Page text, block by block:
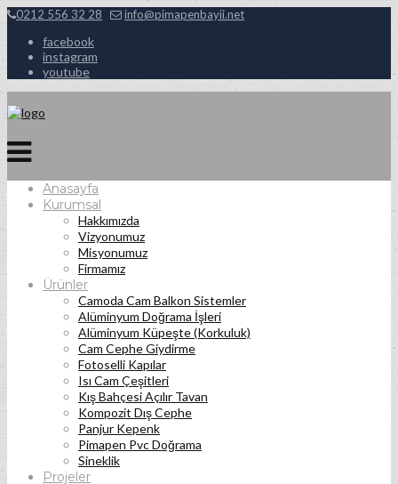
0212 556 32 28 info@pimapenbayii.net
facebook
instagram
youtube
Anasayfa
Kurumsal
Hakkımızda
Vizyonumuz
Misyonumuz
Firmamız
Ürünler
Camoda Cam Balkon Sistemler
Alüminyum Doğrama İşleri
Alüminyum Küpeşte (Korkuluk)
Cam Cephe Giydirme
Fotoselli Kapılar
Isı Cam Çeşitleri
Kış Bahçesi Açılır Tavan
Kompozit Dış Cephe
Panjur Kepenk
Pimapen Pvc Doğrama
Sineklik
Projeler